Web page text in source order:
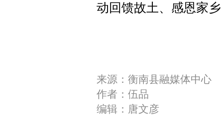
动回馈故土、感恩家
来源：衡南县融媒体中心
作者：伍品
编辑：唐文彦